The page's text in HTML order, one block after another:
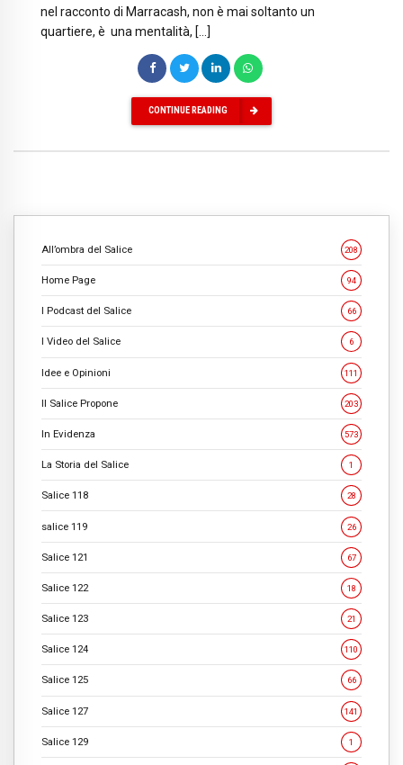
nel racconto di Marracash, non è mai soltanto un
quartiere, è una mentalità, […]
CONTINUE READING
All’ombra del Salice 208
Home Page 94
I Podcast del Salice 66
I Video del Salice 6
Idee e Opinioni 111
Il Salice Propone 203
In Evidenza 573
La Storia del Salice 1
Salice 118 28
salice 119 26
Salice 121 67
Salice 122 18
Salice 123 21
Salice 124 110
Salice 125 66
Salice 127 141
Salice 129 1